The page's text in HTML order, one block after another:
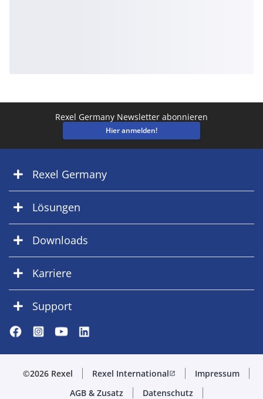
Rexel Germany Newsletter abonnieren
Hier anmelden!
Rexel Germany
Lösungen
Downloads
Karriere
Support
©2026 Rexel Rexel Internationalopen_in_new
Impressum
AGB & Zusatz
Datenschutz